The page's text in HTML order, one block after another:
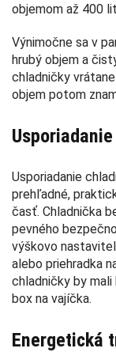
objemom až 400
Výnimočne sa v
hrubý objem a
chladničky
objem potom
Usporiadanie
Usporiadanie
prehľadné,
časť. Chladnička
pevného
výškovo
alebo priehradka
chladničky by
box na vajíčka.
Energetická